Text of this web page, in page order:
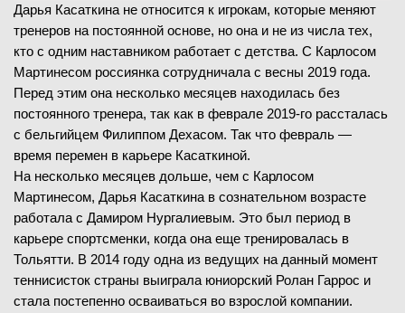
Дарья Касаткина не относится к игрокам, которые меняют
тренеров на постоянной основе, но она и не из числа тех,
кто с одним наставником работает с детства. С Карлосом
Мартинесом россиянка сотрудничала с весны 2019 года.
Перед этим она несколько месяцев находилась без
постоянного тренера, так как в феврале 2019-го рассталась
с бельгийцем Филиппом Дехасом. Так что февраль —
время перемен в карьере Касаткиной.
На несколько месяцев дольше, чем с Карлосом
Мартинесом, Дарья Касаткина в сознательном возрасте
работала с Дамиром Нургалиевым. Это был период в
карьере спортсменки, когда она еще тренировалась в
Тольятти. В 2014 году одна из ведущих на данный момент
теннисисток страны выиграла юниорский Ролан Гаррос и
стала постепенно осваиваться во взрослой компании.